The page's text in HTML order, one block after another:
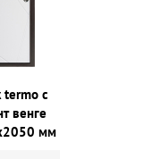
termo с
венге
мм